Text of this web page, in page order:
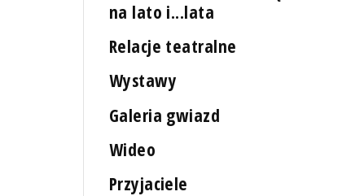
na lato i...lata
Relacje teatralne
Wystawy
Galeria gwiazd
Wideo
Przyjaciele